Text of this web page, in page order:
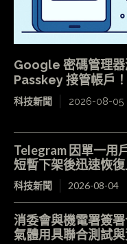
Google 密碼管理
Passkey 接管帳戶！
科技新聞 2026-08-05
Telegram 因單一用
短暫下架後迅速恢
科技新聞 2026-08-04
消委會與機電署簽
氣體用具聯合測試